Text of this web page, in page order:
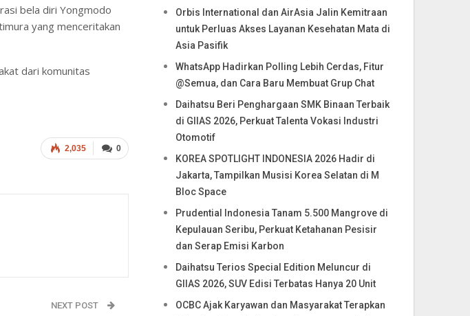
bela diri Yongmodo
yang menceritakan
dari komunitas
0
2,035
NEXT POST
Orbis International dan AirAsia Jalin Kemitraan
untuk Perluas Akses Layanan Kesehatan Mata di
Asia Pasifik
WhatsApp Hadirkan Polling Lebih Cerdas, Fitur
@Semua, dan Cara Baru Membuat Grup Chat
Daihatsu Beri Penghargaan SMK Binaan Terbaik
di GIIAS 2026, Perkuat Talenta Vokasi Industri
Otomotif
KOREA SPOTLIGHT INDONESIA 2026 Hadir di
Jakarta, Tampilkan Musisi Korea Selatan di M
Bloc Space
Prudential Indonesia Tanam 5.500 Mangrove di
Kepulauan Seribu, Perkuat Ketahanan Pesisir
dan Serap Emisi Karbon
Daihatsu Terios Special Edition Meluncur di
GIIAS 2026, SUV Edisi Terbatas Hanya 20 Unit
OCBC Ajak Karyawan dan Masyarakat Terapkan